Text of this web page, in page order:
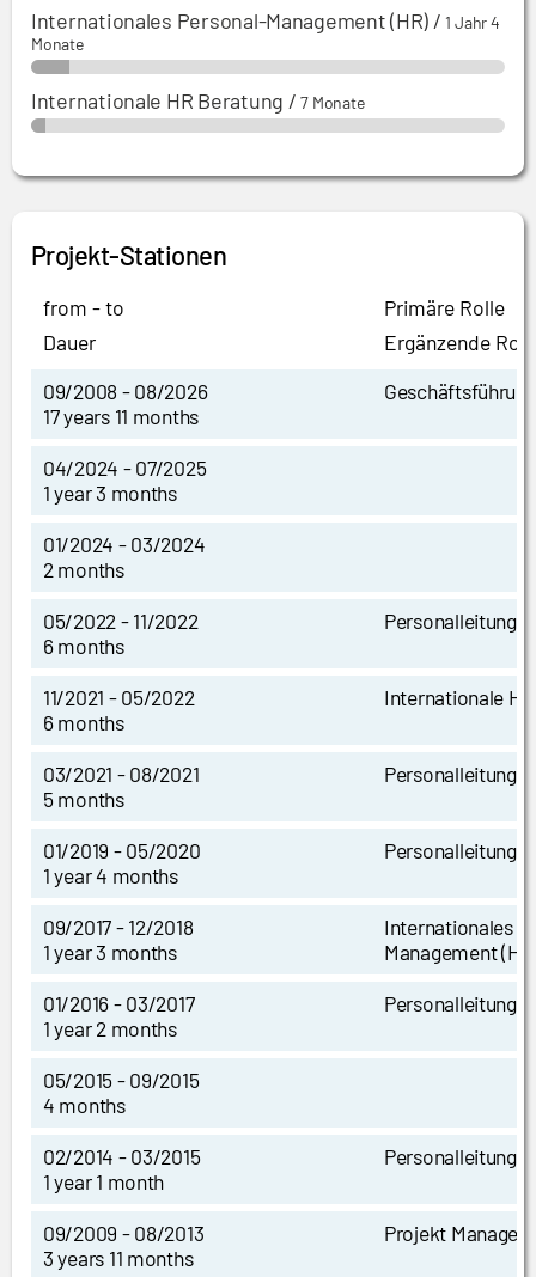
Internationales Personal-Management (HR) /1 Jahr 4
Monate
Internationale HR Beratung /7 Monate
Projekt-Stationen
from - to
Dauer
Primäre Rolle
Ergänzende
09/2008 - 08/2026
17 years 11 months
Geschäftsführung
04/2024 - 07/2025
1 year 3 months
01/2024 - 03/2024
2 months
05/2022 - 11/2022
6 months
Personalleitung
11/2021 - 05/2022
6 months
Internationale
03/2021 - 08/2021
5 months
Personalleitung
01/2019 - 05/2020
1 year 4 months
Personalleitung
09/2017 - 12/2018
1 year 3 months
Internationales
Management
01/2016 - 03/2017
1 year 2 months
Personalleitung
05/2015 - 09/2015
4 months
02/2014 - 03/2015
1 year 1 month
Personalleitung
09/2009 - 08/2013
3 years 11 months
Projekt